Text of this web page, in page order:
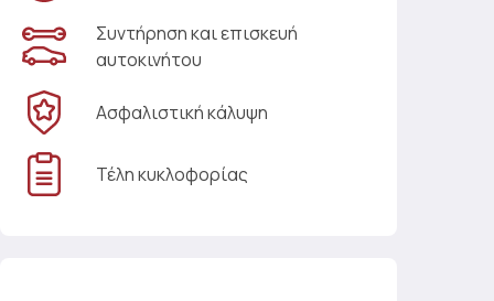
Συντήρηση και επισκευή
αυτοκινήτου
Ασφαλιστική κάλυψη
Τέλη κυκλοφορίας